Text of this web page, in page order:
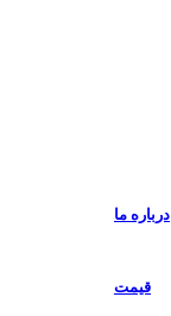
درباره ما
قیمت